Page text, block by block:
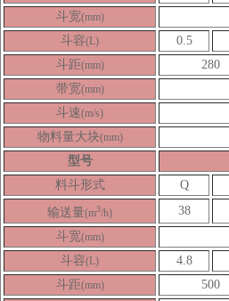
斗宽(mm)
斗容(L) 0.5
斗距(mm) 280
带宽(mm)
斗速(m/s)
物料量大块(mm)
型号
料斗形式
Q
输送量(m3/h) 38
斗宽(mm)
斗容(L) 4.8
斗距(mm) 500